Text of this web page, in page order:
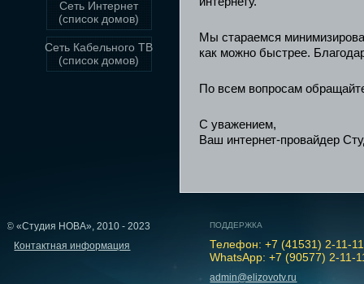
Сеть Интернет
(список домов)
Сеть Кабельного ТВ
(список домов)
Мы стараемся
как можно быстрее.
По всем вопросам
С уважением,
Ваш интернет-провайдер
© «Студия НОВА», 2010 - 2023
Контактная информация
ПОДДЕРЖКА
Телефон: +7 (41531) 2-11-11
WhatsApp: +7 (90577) 2-11-
admin@elizovotv.ru